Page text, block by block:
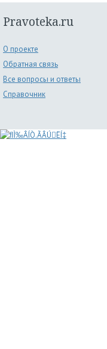
Pravoteka.ru
О проекте
Обратная связь
Все вопросы и ответы
Справочник